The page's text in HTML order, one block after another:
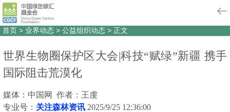
首页 > 业界动态 > 公益组织动态 > 正文
世界生物圈保护区大会|科技“赋绿”新疆 携手
国际阻击荒漠化
媒体：中国网 作者：王虔
专业号： 关注森林资讯 2025/9/25 12:36:00